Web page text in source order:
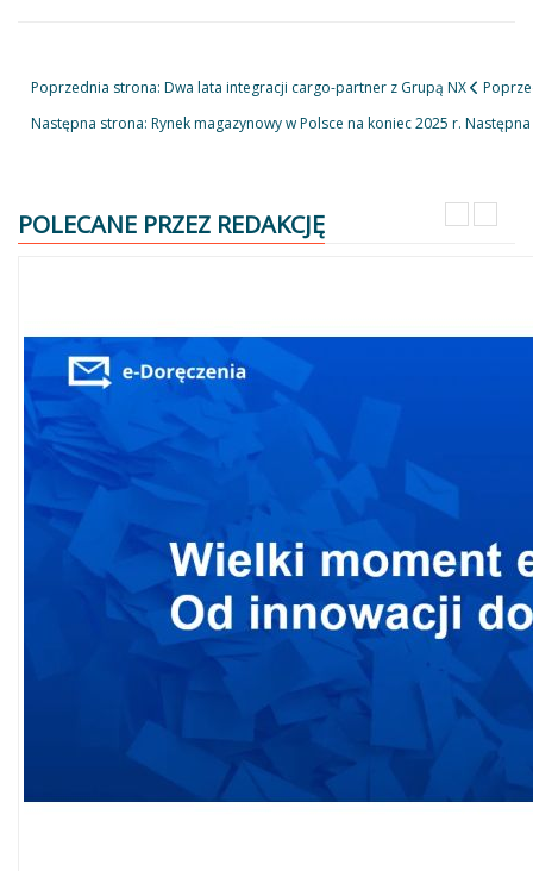
Poprzednia strona: Dwa lata integracji cargo-partner z Grupą NX
Następna strona: Rynek magazynowy w Polsce na koniec 2025 r. Następna
POLECANE PRZEZ REDAKCJĘ